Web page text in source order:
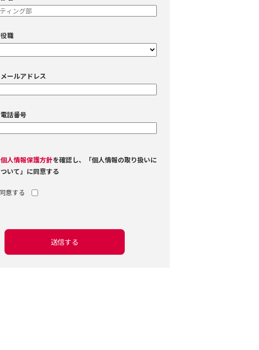
役職
メールアドレス
電話番号
個人情報保護方針を確認し、「個人情報の取り扱いに
ついて」に同意する
送信する